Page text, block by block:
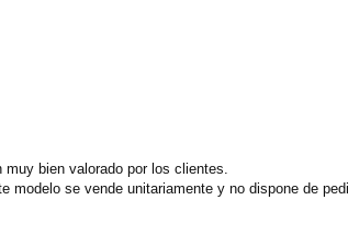
bien valorado por los clientes.
se vende unitariamente y no dispone de